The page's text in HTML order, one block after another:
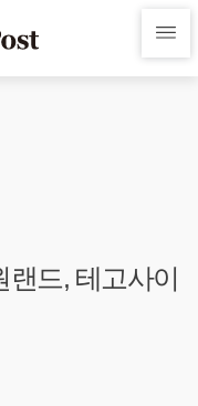
랜드, 테고사이